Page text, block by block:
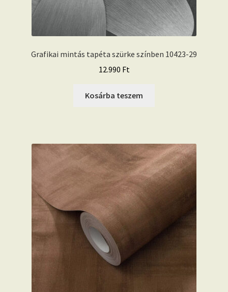
Grafikai mintás tapéta szürke színben 10423-29
12.990 Ft
Kosárba teszem